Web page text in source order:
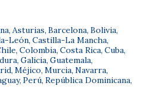
, Asturias, Barcelona, Bolivia,
León, Castilla-La Mancha,
, Colombia, Costa Rica, Cuba,
, Galicia, Guatemala,
, Méjico, Murcia, Navarra,
, Perú, República Dominicana,